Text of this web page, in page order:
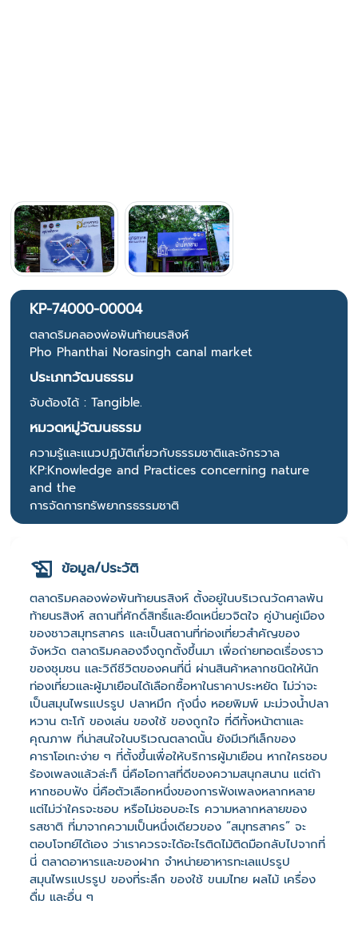
KP-74000-00004
ตลาดริมคลองพ่อพันท้ายนรสิงห์
Pho Phanthai Norasingh canal market
ประเภทวัฒนธรรม
จับต้องได้ : Tangible.
หมวดหมู่วัฒนธรรม
ความรู้และแนวปฏิบัติเกี่ยวกับธรรมชาติและจักรวาล
KP:Knowledge and Practices concerning nature
and the
การจัดการทรัพยากรธรรมชาติ
ข้อมูล/ประวัติ
ตลาดริมคลองพ่อพันท้ายนรสิงห์ ตั้งอยู่ในบริเวณวัดศาลพัน
ท้ายนรสิงห์ สถานที่ศักดิ์สิทธิ์และยึดเหนี่ยวจิตใจ คู่บ้านคู่เมือง
ของชาวสมุทรสาคร และเป็นสถานที่ท่องเที่ยวสำคัญของ
จังหวัด ตลาดริมคลองจึงถูกตั้งขึ้นมา เพื่อถ่ายทอดเรื่องราว
ของชุมชน และวิถีชีวิตของคนที่นี่ ผ่านสินค้าหลากชนิดให้นัก
ท่องเที่ยวและผู้มาเยือนได้เลือกซื้อหาในราคาประหยัด ไม่ว่าจะ
เป็นสมุนไพรแปรรูป ปลาหมึก กุ้งนึ่ง หอยพิมพ์ มะม่วงน้ำปลา
หวาน ตะโก้ ของเล่น ของใช้ ของถูกใจ ที่ดีทั้งหน้าตาและ
คุณภาพ ที่น่าสนใจในบริเวณตลาดนั้น ยังมีเวทีเล็กของ
คาราโอเกะง่าย ๆ ที่ตั้งขึ้นเพื่อให้บริการผู้มาเยือน หากใครชอบ
ร้องเพลงแล้วล่ะก็ นี่คือโอกาสที่ดีของความสนุกสนาน แต่ถ้า
หากชอบฟัง นี่คือตัวเลือกหนึ่งของการฟังเพลงหลากหลาย
แต่ไม่ว่าใครจะชอบ หรือไม่ชอบอะไร ความหลากหลายของ
รสชาติ ที่มาจากความเป็นหนึ่งเดียวของ “สมุทรสาคร” จะ
ตอบโจทย์ได้เอง ว่าเราควรจะได้อะไรติดไม้ติดมือกลับไปจากที่
นี่ ตลาดอาหารและของฝาก จำหน่ายอาหารทะเลแปรรูป
สมุนไพรแปรรูป ของที่ระลึก ของใช้ ขนมไทย ผลไม้ เครื่อง
ดื่ม และอื่น ๆ